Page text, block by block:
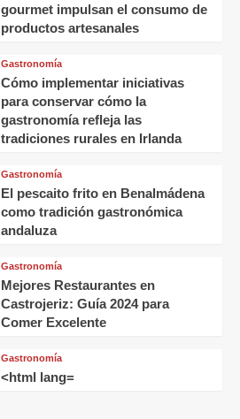
gourmet impulsan el consumo de
productos artesanales
Gastronomía
Cómo implementar iniciativas
para conservar cómo la
gastronomía refleja las
tradiciones rurales en Irlanda
Gastronomía
El pescaito frito en Benalmádena
como tradición gastronómica
andaluza
Gastronomía
Mejores Restaurantes en
Castrojeriz: Guía 2024 para
Comer Excelente
Gastronomía
<html lang=